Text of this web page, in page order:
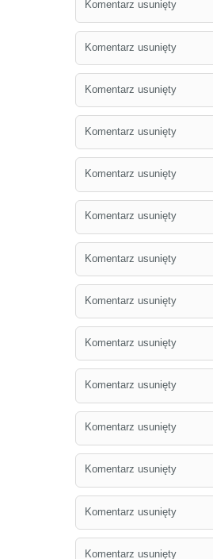
Komentarz usunięty
Komentarz usunięty
Komentarz usunięty
Komentarz usunięty
Komentarz usunięty
Komentarz usunięty
Komentarz usunięty
Komentarz usunięty
Komentarz usunięty
Komentarz usunięty
Komentarz usunięty
Komentarz usunięty
Komentarz usunięty
Komentarz usunięty